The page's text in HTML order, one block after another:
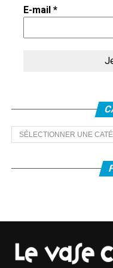
admettreun cheval
Camille Perrin entre deux
E-mail *
Catégories